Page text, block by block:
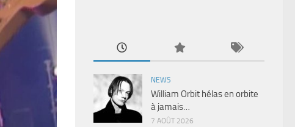
NEWS
William Orbit hélas en orbite
à jamais…
7 AOÛT 2026